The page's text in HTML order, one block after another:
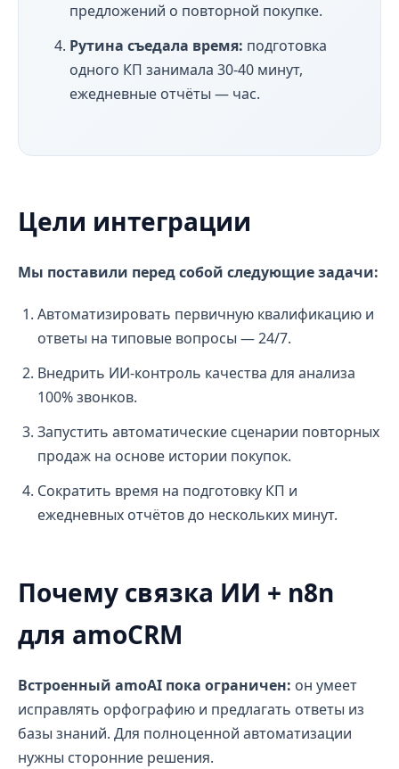
предложений о повторной покупке.
Рутина съедала время: подготовка
одного КП занимала 30-40 минут,
ежедневные отчёты — час.
Цели интеграции
Мы поставили перед собой следующие задачи:
Автоматизировать первичную квалификацию и
ответы на типовые вопросы — 24/7.
Внедрить ИИ-контроль качества для анализа
100% звонков.
Запустить автоматические сценарии повторных
продаж на основе истории покупок.
Сократить время на подготовку КП и
ежедневных отчётов до нескольких минут.
Почему связка ИИ + n8n
для amoCRM
Встроенный amoAI пока ограничен: он умеет
исправлять орфографию и предлагать ответы из
базы знаний. Для полноценной автоматизации
нужны сторонние решения.